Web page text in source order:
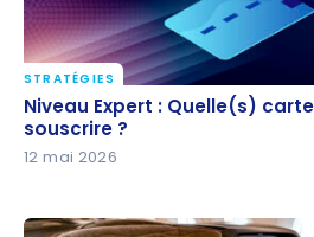
Niveau Expert : Quelle(s)
souscrire ?
STRATÉGIES
Niveau Expert : Quelle(s)
souscrire ?
12 mai 2026